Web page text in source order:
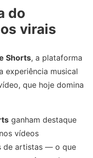
do
virais
Shorts, a plataforma
experiência musical
que hoje domina
ganham destaque
vídeos
de artistas — o que